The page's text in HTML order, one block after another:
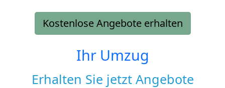
Kostenlose Angebote erhalten
Ihr Umzug
Erhalten Sie jetzt Angebote